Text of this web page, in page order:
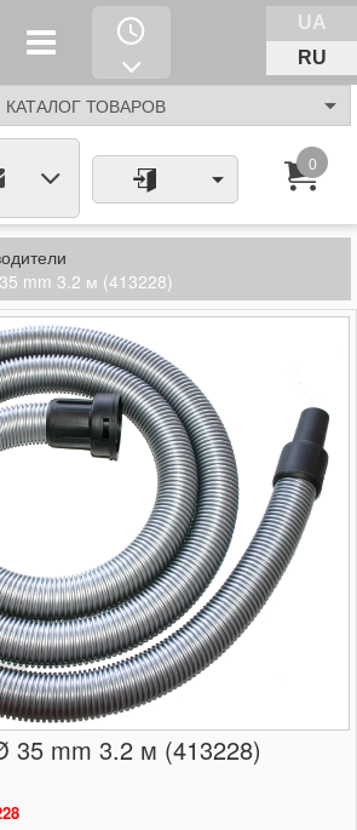
UA
RU
КАТАЛОГ ТОВАРОВ
0
mm 3.2 м (413228)
35 mm 3.2 м (413228)